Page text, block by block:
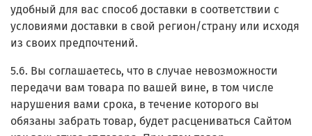
удобный для вас способ доставки в соответствии с
условиями доставки в свой регион/страну или исходя
из своих предпочтений.
5.6. Вы соглашаетесь, что в случае невозможности
передачи вам товара по вашей вине, в том числе
нарушения вами срока, в течение которого вы
обязаны забрать товар, будет расцениваться Сайтом